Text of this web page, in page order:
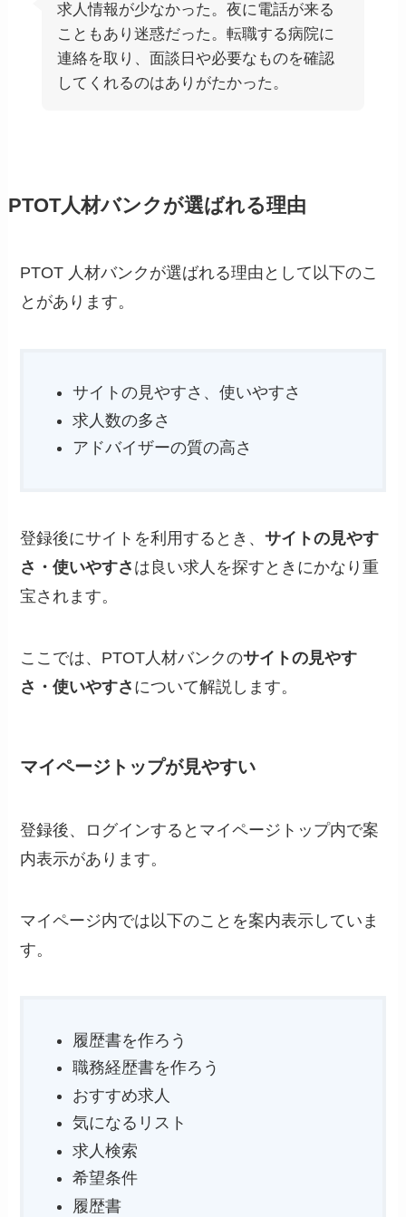
求人情報が少なかった。夜に電話が来る
こともあり迷惑だった。転職する病院に
連絡を取り、面談日や必要なものを確認
してくれるのはありがたかった。
PTOT人材バンクが選ばれる理由
PTOT 人材バンクが選ばれる理由として以下のこ
とがあります。
サイトの見やすさ、使いやすさ
求人数の多さ
アドバイザーの質の高さ
登録後にサイトを利用するとき、サイトの見やす
さ・使いやすさ は良い求人を探すときにかなり重
宝されます。
ここでは、PTOT人材バンクのサイトの見やす
さ・使いやすさ について解説します。
マイページトップが見やすい
登録後、ログインするとマイページトップ内で案
内表示があります。
マイページ内では以下のことを案内表示していま
す。
履歴書を作ろう
職務経歴書を作ろう
おすすめ求人
気になるリスト
求人検索
希望条件
履歴書